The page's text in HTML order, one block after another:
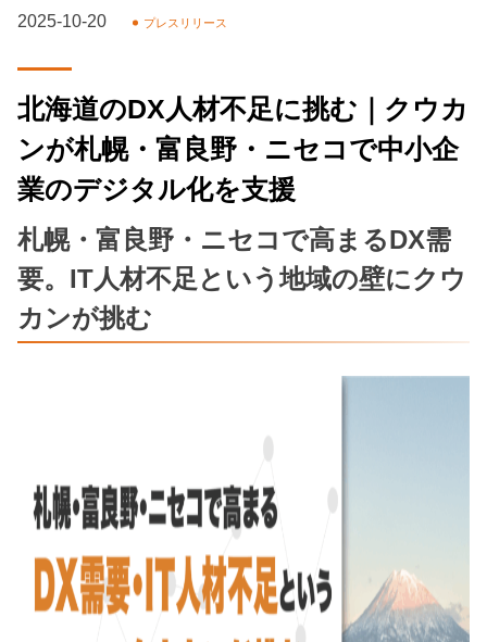
2025-10-20 プレスリリース
北海道のDX人材不足に挑む｜クウカ
ンが札幌・富良野・ニセコで中小企
業のデジタル化を支援
札幌・富良野・ニセコで高まるDX需
要。IT人材不足という地域の壁にクウ
カンが挑む